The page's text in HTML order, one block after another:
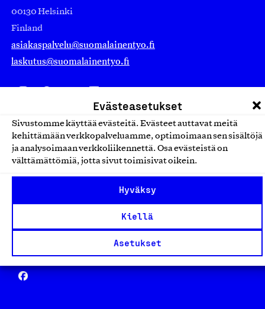
Evästeasetukset
Sivustomme käyttää evästeitä. Evästeet auttavat meitä
kehittämään verkkopalveluamme, optimoimaan sen sisältöjä
ja analysoimaan verkkoliikennettä. Osa evästeistä on
välttämättömiä, jotta sivut toimisivat oikein.
Hyväksy
Kiellä
Asetukset
00130 Helsinki
Finland
asiakaspalvelu@suomalainentyo.fi
laskutus@suomalainentyo.fi
Avainlippu
Yhteiskunnallinen Yritys -merkki